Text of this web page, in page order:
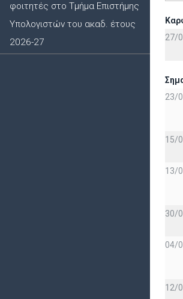
φοιτητές στο Τμήμα Επιστήμης
Υπολογιστών του ακαδ. έτους
2026-27
27/
23/
15/
13/
30/
04/
12/